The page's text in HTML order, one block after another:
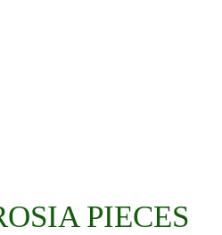
PIECES